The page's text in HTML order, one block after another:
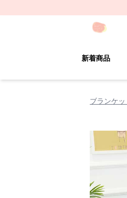
新着商品
ブランケ